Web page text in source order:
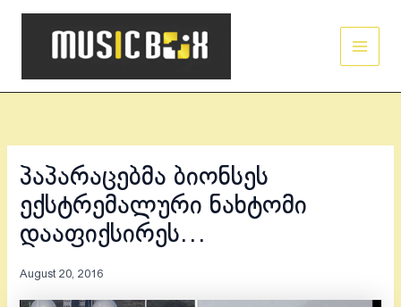
Skip
პაპარაცებმა ბიონსეს
ექსტრემალური ნახტომი
დააფიქსირეს…
August 20, 2016